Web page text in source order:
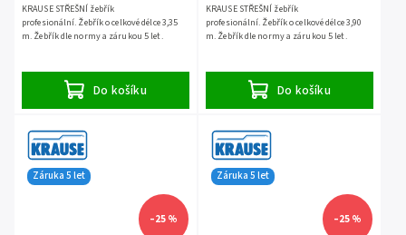
Do košíku
KRAUSE STŘEŠNÍ žebřík
profesionální. Žebřík o celkové délce 3,35
m. Žebřík dle normy a zárukou 5 let.
Do košíku
KRAUSE STŘEŠNÍ žebřík
profesionální. Žebřík o celkové délce 3,90
m. Žebřík dle normy a zárukou 5 let.
Záruka 5 let
–25 %
Záruka 5 let
–25 %